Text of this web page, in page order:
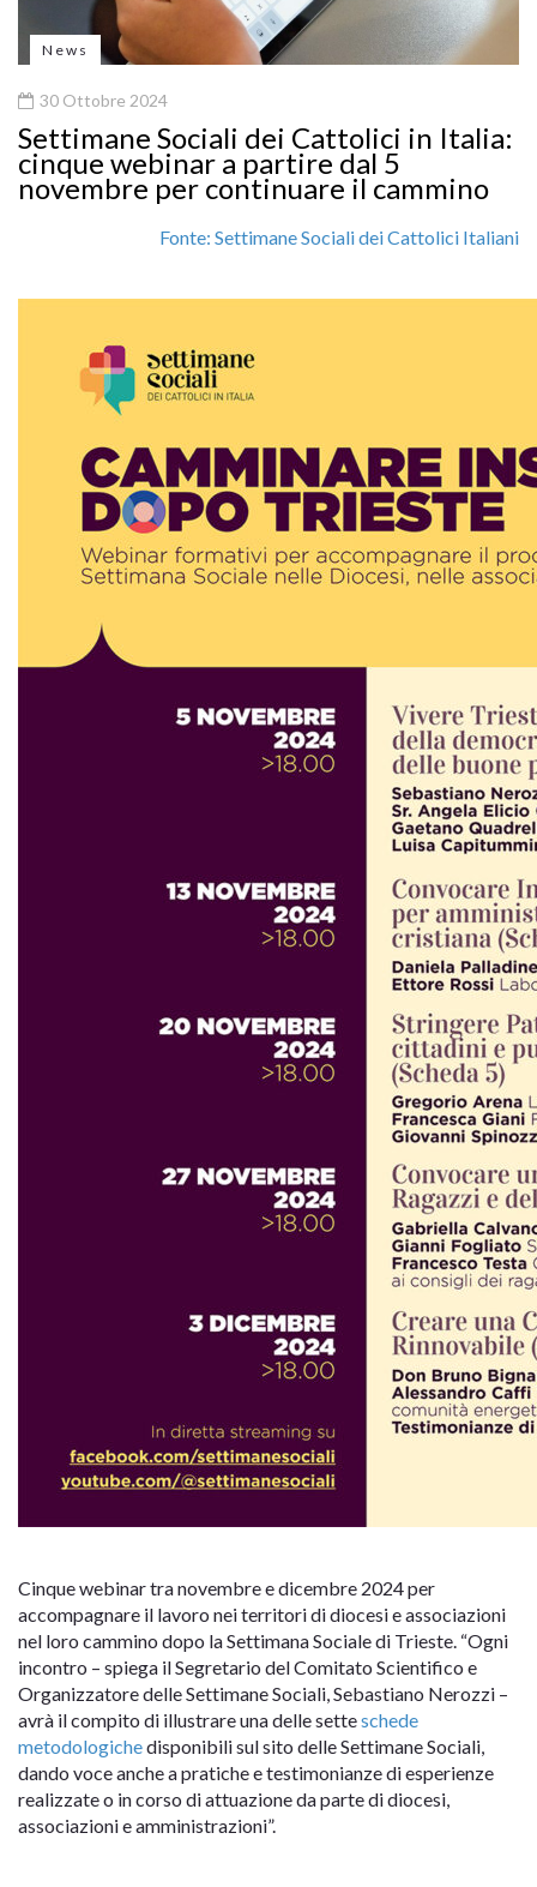
News
30 Ottobre 2024
Settimane Sociali dei Cattolici in Italia:
cinque webinar a partire dal 5
novembre per continuare il cammino
Fonte: Settimane Sociali dei Cattolici Italiani
Cinque webinar tra novembre e dicembre 2024 per
accompagnare il lavoro nei territori di diocesi e associazioni
nel loro cammino dopo la Settimana Sociale di Trieste. “Ogni
incontro – spiega il Segretario del Comitato Scientifico e
Organizzatore delle Settimane Sociali, Sebastiano Nerozzi –
avrà il compito di illustrare una delle setteschede
metodologichedisponibili sul sito delle Settimane Sociali,
dando voce anche a pratiche e testimonianze di esperienze
realizzate o in corso di attuazione da parte di diocesi,
associazioni e amministrazioni”.